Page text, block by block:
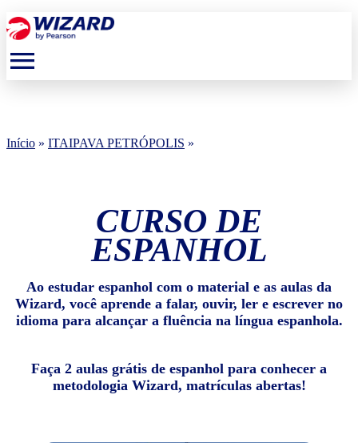
menu
Início » ITAIPAVA PETRÓPOLIS »
CURSO DE
ESPANHOL
Ao estudar espanhol com o material e as aulas da
Wizard, você aprende a falar, ouvir, ler e escrever no
idioma para alcançar a fluência na língua espanhola.
Faça 2 aulas grátis de espanhol para conhecer a
metodologia Wizard, matrículas abertas!